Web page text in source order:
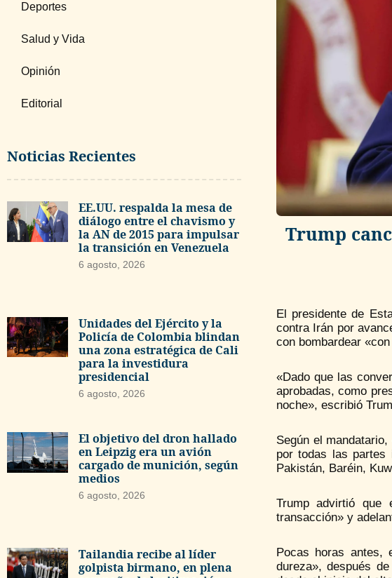
Deportes
Salud y Vida
Opinión
Editorial
Noticias Recientes
EE.UU. respalda la mesa de
diálogo entre el chavismo y
la AN de 2015 para impulsar
la transición en Venezuela
6 agosto, 2026
Unidades del Ejército y la
Policía de Colombia blindan
una zona estratégica de Cali
para la investidura
presidencial
6 agosto, 2026
El objetivo del dron hallado
en Leipzig era un avión
cargado de munición, según
medios
6 agosto, 2026
Tailandia recibe al líder
golpista birmano, en plena
Trump
El presidente de
contra Irán por
con bombardear
«Dado que las
aprobadas, como
noche», escribió
Según el
por todas las partes
Pakistán, Baréin,
Trump advirtió que
transacción» y
Pocas horas antes,
dureza», después